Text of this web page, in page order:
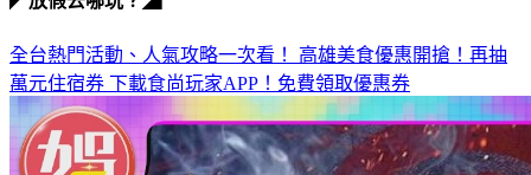
全台熱門活動、人氣攻略一次看！ 高雄美食優惠開搶！再抽
萬元住宿券 下載食尚玩家APP！免費領取優惠券